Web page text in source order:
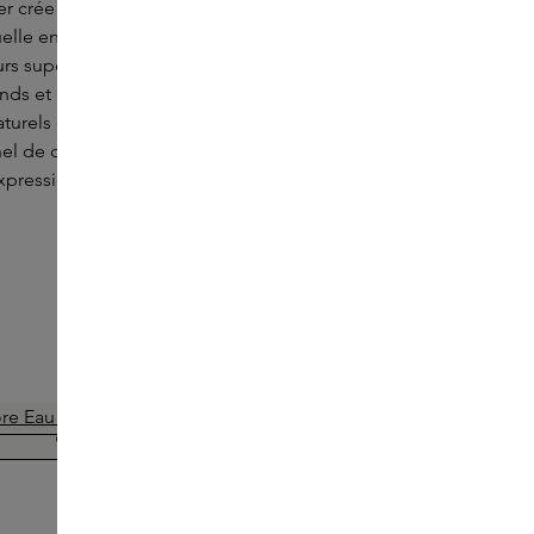
crée des parfums uniques qui transforment
en expériences olfactives. Composé de
superposées, chaque parfum évoque des
et personnels. Grâce à un mélange
et synthétiques, Tobba vous invite à un
de découverte, où les parfums prennent
artistiques.